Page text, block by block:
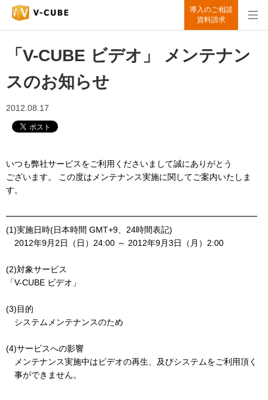
導入のご相談
資料請求
「V-CUBE ビデオ」 メンテナン
スのお知らせ
2012.08.17
いつも弊社サービスをご利用くださいまして誠にありがとう
ございます。
この度はメンテナンス実施に関してご案内いたしま
す。
━━━━━━━━━━━━━━━━━━━━━━━━━━━━━━
(1)実施日時(日本時間 GMT+9、24時間表記)
2012年9月2日（日）24:00 ～ 2012年9月3日（月）2:00
(2)対象サービス
「V-CUBE ビデオ」
(3)目的
システムメンテナンスのため
(4)サービスへの影響
メンテナンス実施中はビデオの再生、及びシステムをご利用頂く
事ができません。